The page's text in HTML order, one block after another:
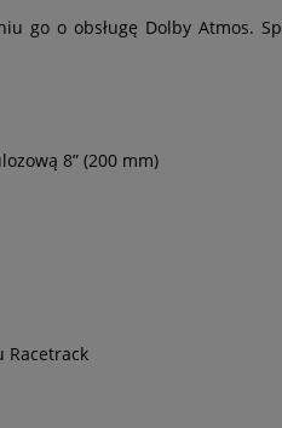
go o obsługę Dolby Atmos.
8” (200 mm)
Racetrack